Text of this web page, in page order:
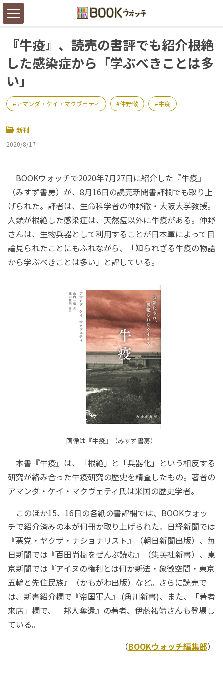
『牛疫』、読売の書評でも紹介――根絶
した感染症から「学ぶべきことは多
い」
アマンダ・ケイ・マクヴェティ 仲野徹 牛疫
新刊
2020/8/17
BOOKウォッチで2020年7月27日に紹介した『牛疫』
（みすず書房）が、8月16日の読売新聞書評欄でも取り上
げられた。評者は、生命科学者の仲野徹・大阪大学教授。
人類が根絶した感染症は、天然痘以外に牛疫がある。仲野
さんは、生物兵器として利用することが日本軍によって目
論見られたことにもふれながら、「知られざる牛疫の物語
から学ぶべきことは多い」と評している。
画像は『牛疫』（みすず書房）
本書『牛疫』は、「根絶」と「兵器化」という相反する
研究が絡み合った牛疫研究の歴史を精査したもの。著者の
アマンダ・ケイ・マクヴェティ氏は米国の歴史学者。
このほか15、16日の各紙の書評欄では、BOOKウォッ
チで紹介済みの本が何冊か取り上げられた。日経新聞では
『悪党・ヤクザ・ナショナリスト』（朝日新聞出版）、毎
日新聞では『百田尚樹をぜんぶ読む』（集英社新書）、東
京新聞では『アイヌの権利とは何か――新法・象徴空間・東京
五輪と先住民族』（かもがわ出版）など。さらに読売で
は、新書紹介欄で『帝国軍人』 (角川新書)、また、「著者
来店」欄で、『邦人奪還』の著者、伊藤祐靖さんも登場し
ている。
（BOOKウォッチ編集部）